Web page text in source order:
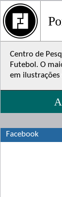
Centro de
Futebol. O
em
Facebook